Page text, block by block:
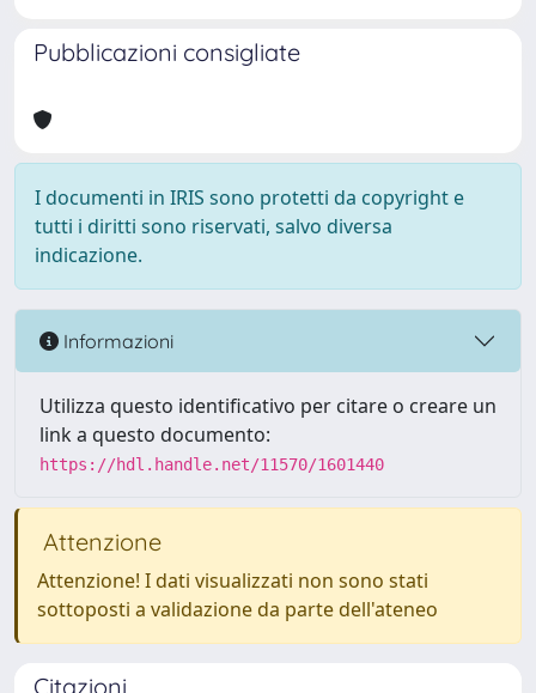
Pubblicazioni consigliate
I documenti in IRIS sono protetti da copyright e
tutti i diritti sono riservati, salvo diversa
indicazione.
Informazioni
Utilizza questo identificativo per citare o creare un
link a questo documento:
https://hdl.handle.net/11570/1601440
Attenzione
Attenzione! I dati visualizzati non sono stati
sottoposti a validazione da parte dell'ateneo
Citazioni